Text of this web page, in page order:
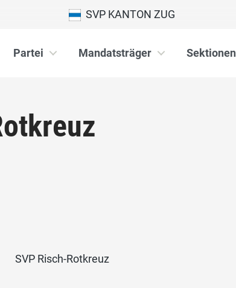
SVP KANTON ZUG
Partei Mandatsträger Sektionen
SVP Risch-Rotkreuz